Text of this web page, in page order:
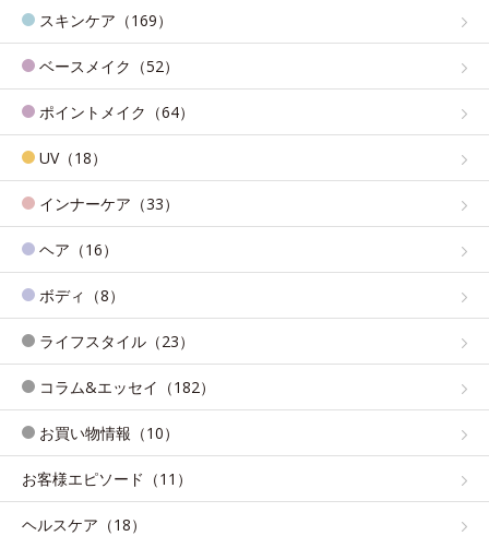
スキンケア（169）
ベースメイク（52）
ポイントメイク（64）
UV（18）
インナーケア（33）
ヘア（16）
ボディ（8）
ライフスタイル（23）
コラム&エッセイ（182）
お買い物情報（10）
お客様エピソード（11）
ヘルスケア（18）